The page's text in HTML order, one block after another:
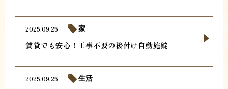
賃貸でも安心！工事不要の後付け自動施錠
2025.09.25 家
2025.09.25 生活